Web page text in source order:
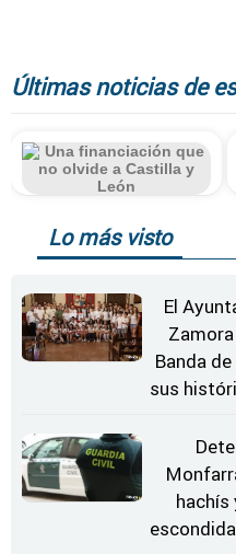
Últimas noticias de
Lo más visto
El
Banda
sus
hachís